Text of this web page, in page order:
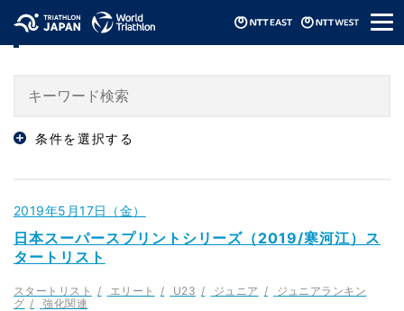
メ
ニ
「スタートリスト」のニュース
条件を選択する
2019年5月17日（金）
日本スーパースプリントシリーズ（2019/寒河江）ス
タートリスト
スタートリスト エリート U23 ジュニア
ジュニアランキン
グ
強化関連